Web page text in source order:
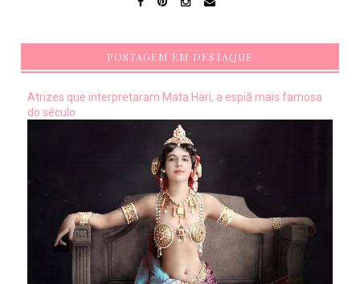
POSTAGEM EM DESTAQUE
Atrizes que interpretaram Mata Hari, a espiã mais famosa
do século